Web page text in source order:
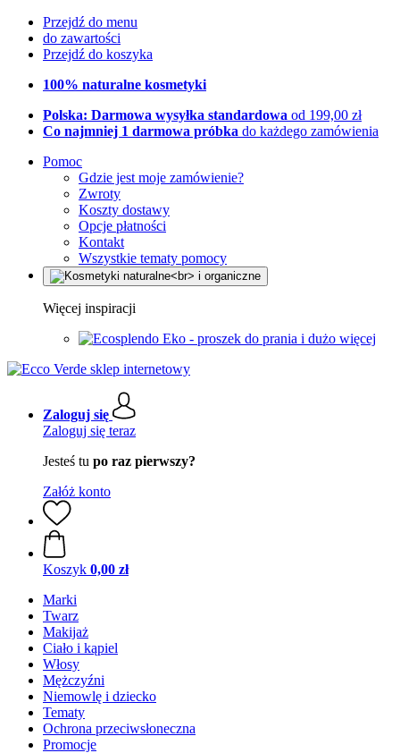
Przejdź do menu
do zawartości
Przejdź do koszyka
100% naturalne kosmetyki
Polska: Darmowa wysyłka standardowa od 199,00 zł
Co najmniej 1 darmowa próbka do każdego zamówienia
Pomoc
Gdzie jest moje zamówienie?
Zwroty
Koszty dostawy
Opcje płatności
Kontakt
Wszystkie tematy pomocy
Więcej inspiracji
Eko - proszek do prania i dużo więcej
Zaloguj się
Zaloguj się teraz
Jesteś tu po raz pierwszy?
Załóż konto
Koszyk 0,00 zł
Marki
Twarz
Makijaż
Ciało i kąpiel
Włosy
Mężczyźni
Niemowlę i dziecko
Tematy
Ochrona przeciwsłoneczna
Promocje